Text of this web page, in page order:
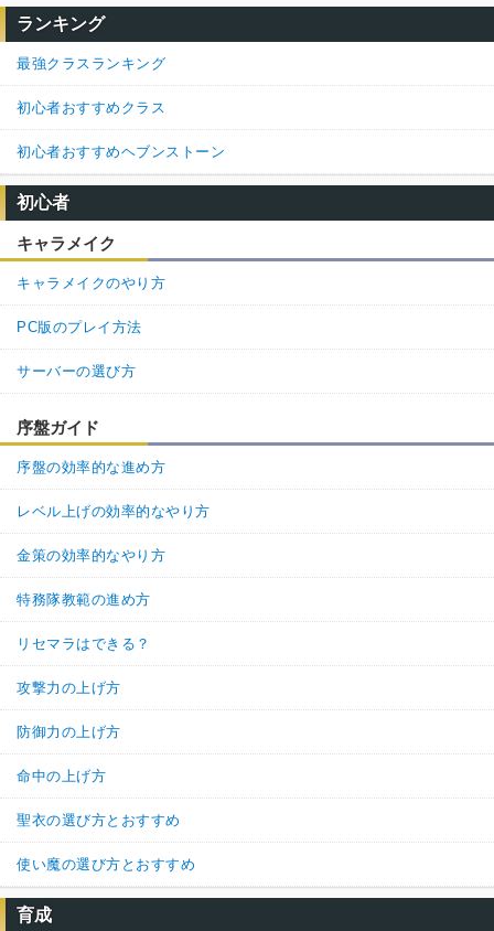
ランキング
最強クラスランキング
初心者おすすめクラス
初心者おすすめヘブンストーン
初心者
キャラメイク
キャラメイクのやり方
PC版のプレイ方法
サーバーの選び方
序盤ガイド
序盤の効率的な進め方
レベル上げの効率的なやり方
金策の効率的なやり方
特務隊教範の進め方
リセマラはできる？
攻撃力の上げ方
防御力の上げ方
命中の上げ方
聖衣の選び方とおすすめ
使い魔の選び方とおすすめ
育成